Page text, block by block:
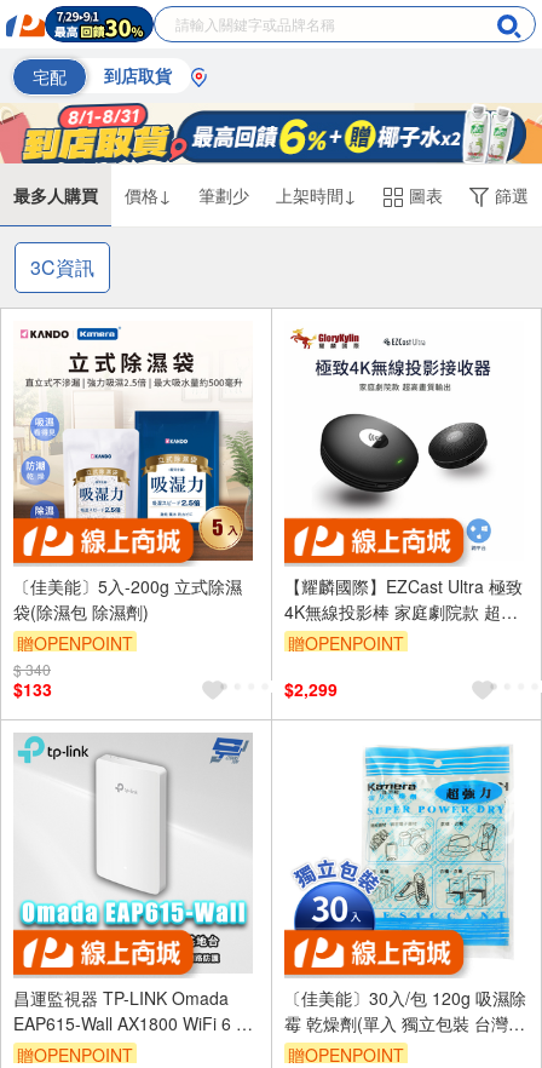
宅配 到店取貨
最多人購買 價格↓ 筆劃少 上架時間↓ 圖表 篩選
3C資訊
〔佳美能〕5入-200g 立式除濕
袋(除濕包 除濕劑)
贈OPENPOINT
$ 340
$133
【耀麟國際】EZCast Ultra 極致
4K無線投影棒 家庭劇院款 超高
畫質輸出
贈OPENPOINT
$2,299
昌運監視器 TP-LINK Omada
EAP615-Wall AX1800 WiFi 6 嵌
牆式無線基地台
贈OPENPOINT
〔佳美能〕30入/包 120g 吸濕除
霉 乾燥劑(單入 獨立包裝 台灣
製)
贈OPENPOINT